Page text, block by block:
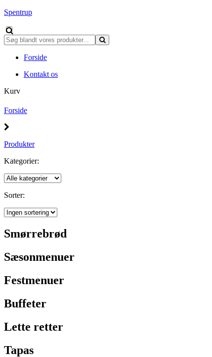
Spentrup
Forside
Kontakt os
Kurv
Forside
Produkter
Kategorier:
Sorter:
Smørrebrød
Sæsonmenuer
Festmenuer
Buffeter
Lette retter
Tapas